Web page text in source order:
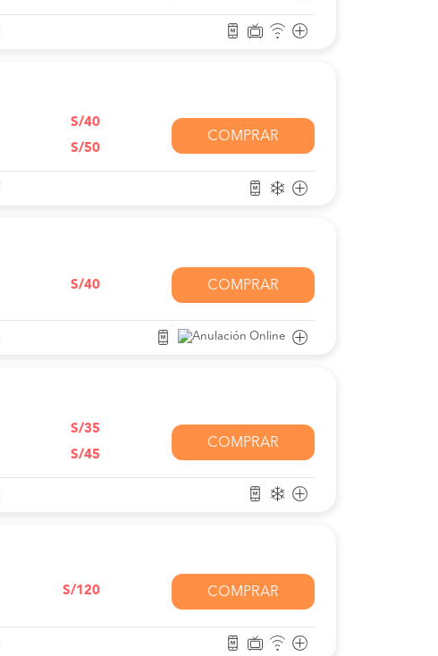
S/40
S/50
COMPRAR
S/40 COMPRAR
S/35
S/45
COMPRAR
S/120 COMPRAR